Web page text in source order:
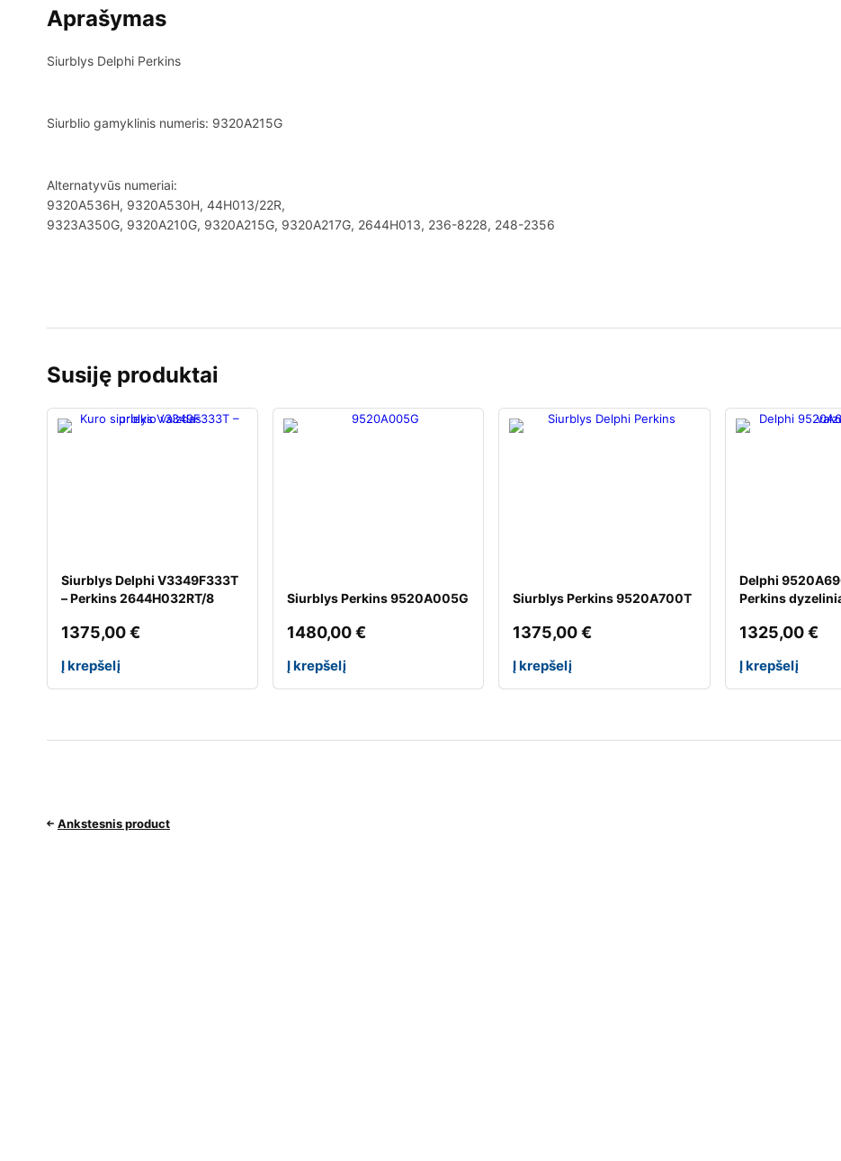
Aprašymas
Siurblys Delphi Perkins
Siurblio gamyklinis numeris: 9320A215G
Alternatyvūs numeriai:
9320A536H, 9320A530H, 44H013/22R,
9323A350G, 9320A210G, 9320A215G, 9320A217G, 2644H013, 236-8228, 248-2356
Susiję produktai
Siurblys Delphi V3349F333T
– Perkins 2644H032RT/8
1375,00€
Į krepšelį
Siurblys Perkins 9520A005G
1480,00€
Į krepšelį
Siurblys Perkins 9520A700T
1375,00€
Į krepšelį
Delphi
Perkins
1325,00€
Į krepšelį
Ankstesnis product